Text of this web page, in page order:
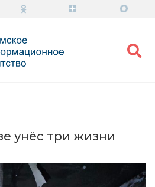
унёс три жизни